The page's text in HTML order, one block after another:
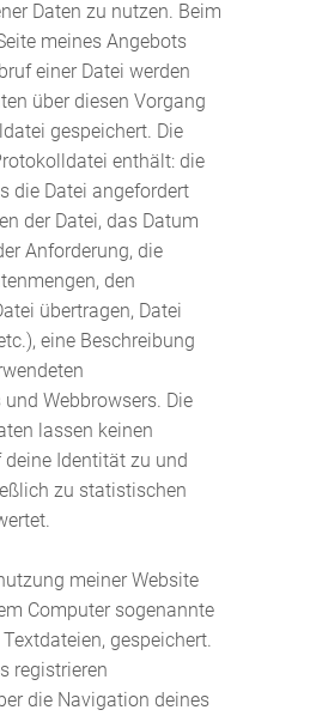
Daten zu nutzen. Beim
meines Angebots
einer Datei werden
über diesen Vorgang
gespeichert. Die
enthält: die
die Datei angefordert
der Datei, das Datum
Anforderung, die
den
übertragen, Datei
eine Beschreibung
Webbrowsers. Die
lassen keinen
Identität zu und
zu statistischen
meiner Website
Computer sogenannte
Textdateien, gespeichert.
registrieren
die Navigation deines